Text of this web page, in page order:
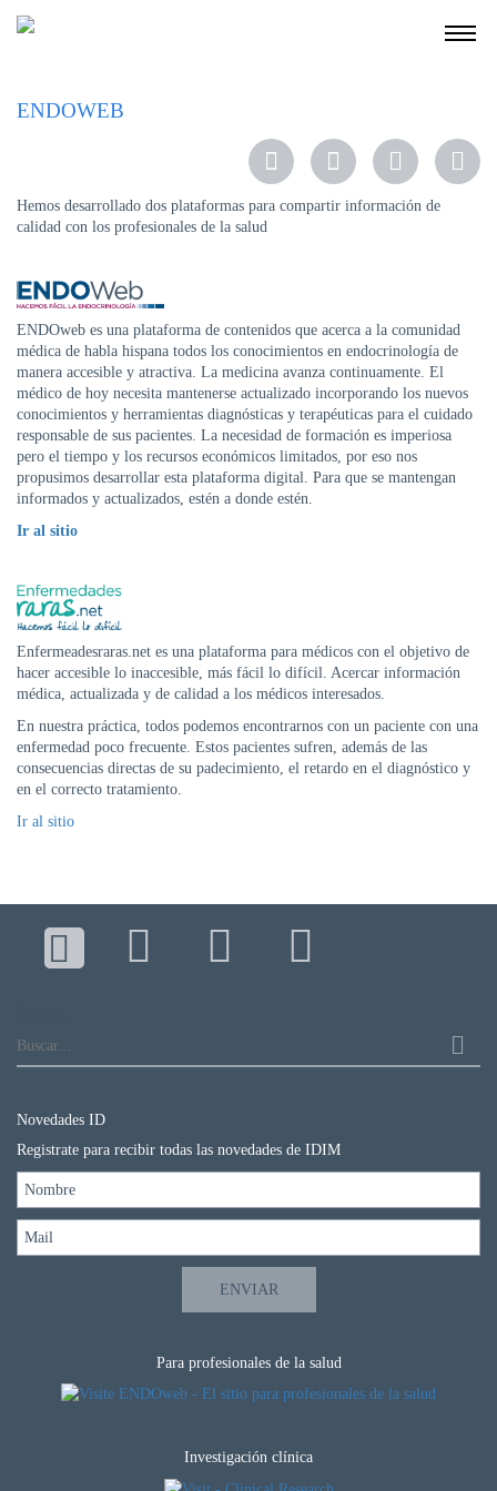
INSTRUCCIONES
PARA
COBERTURAS
INVESTIGACIÓN
SEDES
Y
HORARIOS
MODULO
DE
AUTOGESTIÓN
DE
TURNOS
|
5031-
4100
TURNOS
RECETAS
ONLINE
ENDOWEB
Hemos desarrollado dos plataformas para compartir información de
calidad con los profesionales de la salud
ENDOweb es una plataforma de contenidos que acerca a la comunidad
médica de habla hispana todos los conocimientos en endocrinología de
manera accesible y atractiva. La medicina avanza continuamente. El
médico de hoy necesita mantenerse actualizado incorporando los nuevos
conocimientos y herramientas diagnósticas y terapéuticas para el cuidado
responsable de sus pacientes. La necesidad de formación es imperiosa
pero el tiempo y los recursos económicos limitados, por eso nos
propusimos desarrollar esta plataforma digital. Para que se mantengan
informados y actualizados, estén a donde estén.
Ir al sitio
Enfermeadesraras.net es una plataforma para médicos con el objetivo de
hacer accesible lo inaccesible, más fácil lo difícil. Acercar información
médica, actualizada y de calidad a los médicos interesados.
En nuestra práctica, todos podemos encontrarnos con un paciente con una
enfermedad poco frecuente. Estos pacientes sufren, además de las
consecuencias directas de su padecimiento, el retardo en el diagnóstico y
en el correcto tratamiento.
Ir al sitio
Para profesionales de la salud
Investigación clínica
Novedades ID
Registrate para recibir todas las novedades de IDIM